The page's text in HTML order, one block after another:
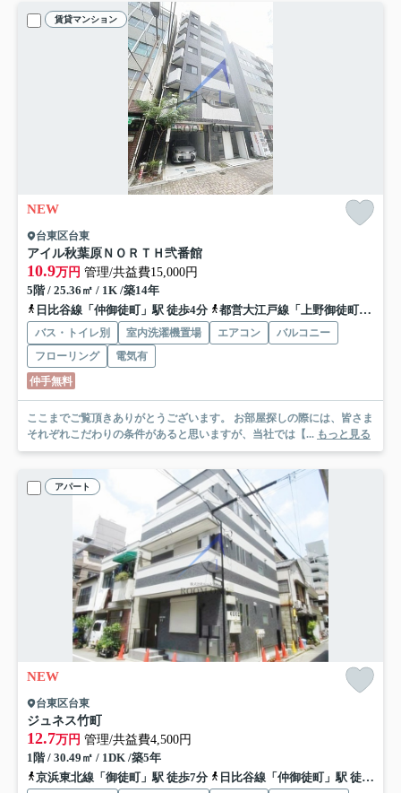
賃貸マンション
NEW
台東区台東
アイル秋葉原ＮＯＲＴＨ弐番館
10.9万円 管理/共益費15,000円
5階 / 25.36㎡ / 1K /築14年
日比谷線「仲御徒町」駅 徒歩4分
都営大江戸線「上野御徒町」駅 徒歩8分
バス・トイレ別 室内洗濯機置場 エアコン
バルコニー
フローリング
電気有
仲手無料
ここまでご覧頂きありがとうございます。 お部屋探しの際には、皆さま
それぞれこだわりの条件があると思いますが、当社では【... もっと見る
アパート
NEW
台東区台東
ジュネス竹町
12.7万円 管理/共益費4,500円
1階 / 30.49㎡ / 1DK /築5年
京浜東北線「御徒町」駅 徒歩7分
日比谷線「仲御徒町」駅 徒歩3分